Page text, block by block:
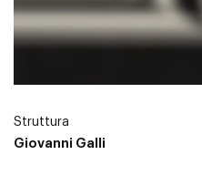
Struttura
Giovanni Galli